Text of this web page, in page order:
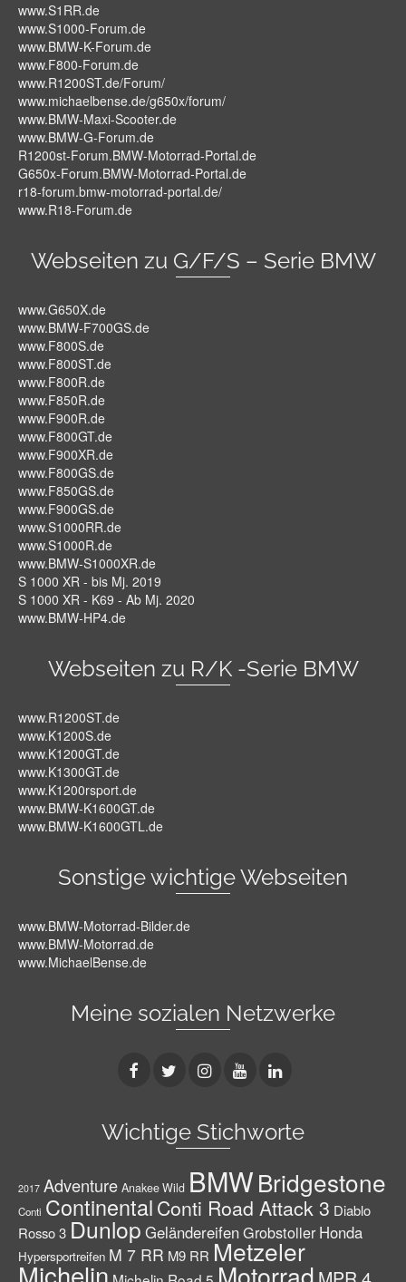
www.S1RR.de
www.S1000-Forum.de
www.BMW-K-Forum.de
www.F800-Forum.de
www.R1200ST.de/Forum/
www.michaelbense.de/g650x/forum/
www.BMW-Maxi-Scooter.de
www.BMW-G-Forum.de
R1200st-Forum.BMW-Motorrad-Portal.de
G650x-Forum.BMW-Motorrad-Portal.de
r18-forum.bmw-motorrad-portal.de/
www.R18-Forum.de
Webseiten zu G/F/S – Serie BMW
www.G650X.de
www.BMW-F700GS.de
www.F800S.de
www.F800ST.de
www.F800R.de
www.F850R.de
www.F900R.de
www.F800GT.de
www.F900XR.de
www.F800GS.de
www.F850GS.de
www.F900GS.de
www.S1000RR.de
www.S1000R.de
www.BMW-S1000XR.de
S 1000 XR - bis Mj. 2019
S 1000 XR - K69 - Ab Mj. 2020
www.BMW-HP4.de
Webseiten zu R/K -Serie BMW
www.R1200ST.de
www.K1200S.de
www.K1200GT.de
www.K1300GT.de
www.K1200rsport.de
www.BMW-K1600GT.de
www.BMW-K1600GTL.de
Sonstige wichtige Webseiten
www.BMW-Motorrad-Bilder.de
www.BMW-Motorrad.de
www.MichaelBense.de
Meine sozialen Netzwerke
Wichtige Stichworte
2017 Adventure Anakee Wild BMWBridgestone
Conti ContinentalConti Road Attack 3 Diablo
Rosso 3 Dunlop GeländereifenGrobstoller Honda
Hypersportreifen M 7 RR M9 RR Metzeler